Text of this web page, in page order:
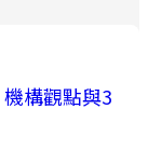
構觀點與3